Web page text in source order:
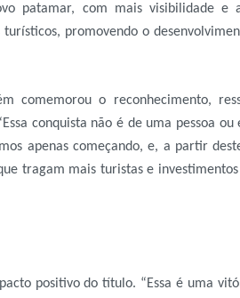
patamar, com mais visibilidade e
promovendo o
comemorou o reconhecimento,
conquista não é de uma pessoa
apenas começando, e, a partir
tragam mais turistas e investimentos
positivo do título. “Essa é uma